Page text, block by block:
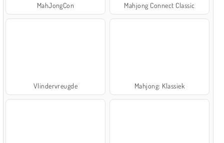
MahJongCon Mahjong Connect Classic
Vlindervreugde Mahjong: Klassiek